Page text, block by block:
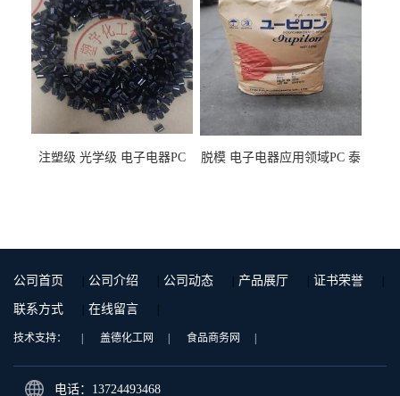
注塑级 光学级 电子电器PC
脱模 电子电器应用领域PC 泰
公司首页 | 公司介绍 | 公司动态 | 产品展厅 | 证书荣誉 |
联系方式 | 在线留言 |
技术支持： | 盖德化工网 | 食品商务网 |
电话：13724493468